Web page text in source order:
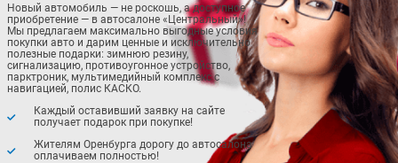
Новый автомобиль — не роскошь, а доступное
приобретение — в автосалоне «Центральный»!
Мы предлагаем максимально выгодные условия
покупки авто и дарим ценные и исключительно
полезные подарки: зимнюю резину,
сигнализацию, противоугонное устройство,
парктроник, мультимедийный комплекс с
навигацией, полис КАСКО.
Каждый оставивший заявку на сайте
получает подарок при покупке!
Жителям Оренбурга дорогу до автосалона
оплачиваем полностью!